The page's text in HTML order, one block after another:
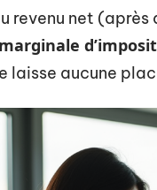
revenu net
laisse aucune